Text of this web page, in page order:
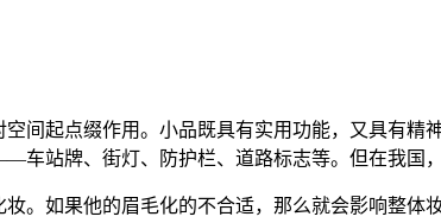
间起点缀作用。小品既具有实用功能，又具有精
站牌、街灯、防护栏、道路标志等。但在我国
。如果他的眉毛化的不合适，那么就会影响整